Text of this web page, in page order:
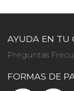
AYUDA EN TU
Preguntas
FORMAS DE